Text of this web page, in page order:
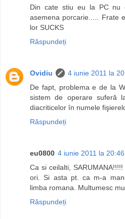
Din cate stiu eu la PC nu
asemena porcarie..... Frate
lor SUCKS
Răspundeți
Ovidiu
4 iunie 2011 la
De fapt, problema e de la
sistem de operare suferă
diacriticelor în numele
Răspundeți
eu0800 4 iunie 2011 la 20:46
Ca si ceilalti,
ori. Si asta pt. ca m-a
limba romana. Multumesc
Răspundeți